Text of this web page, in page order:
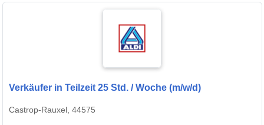
Verkäufer in Teilzeit 25 Std. / Woche (m/w/d)
Castrop-Rauxel, 44575